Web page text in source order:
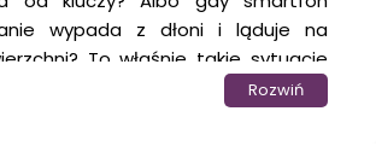
wypada z dłoni i ląduje na
To właśnie takie sytuacje
odpowiednia ochrona wyświetlacza
Rozwiń